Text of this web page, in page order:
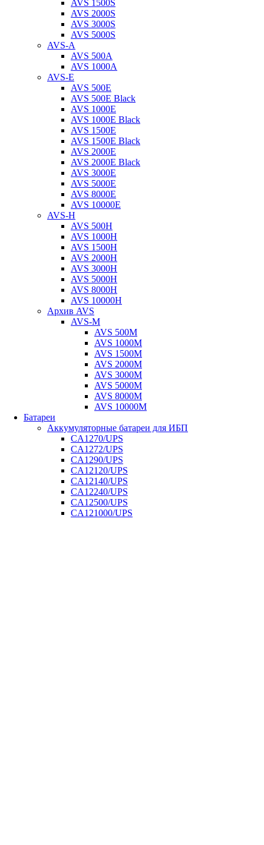
AVS 1500S
AVS 2000S
AVS 3000S
AVS 5000S
AVS-A
AVS 500A
AVS 1000A
AVS-E
AVS 500E
AVS 500E Black
AVS 1000E
AVS 1000E Black
AVS 1500E
AVS 1500E Black
AVS 2000E
AVS 2000E Black
AVS 3000E
AVS 5000E
AVS 8000E
AVS 10000E
AVS-H
AVS 500H
AVS 1000H
AVS 1500H
AVS 2000H
AVS 3000H
AVS 5000H
AVS 8000H
AVS 10000H
Архив AVS
AVS-M
AVS 500M
AVS 1000M
AVS 1500M
AVS 2000M
AVS 3000M
AVS 5000M
AVS 8000M
AVS 10000M
Батареи
Аккумуляторные батареи для ИБП
CA1270/UPS
CA1272/UPS
CA1290/UPS
CA12120/UPS
CA12140/UPS
CA12240/UPS
CA12500/UPS
CA121000/UPS